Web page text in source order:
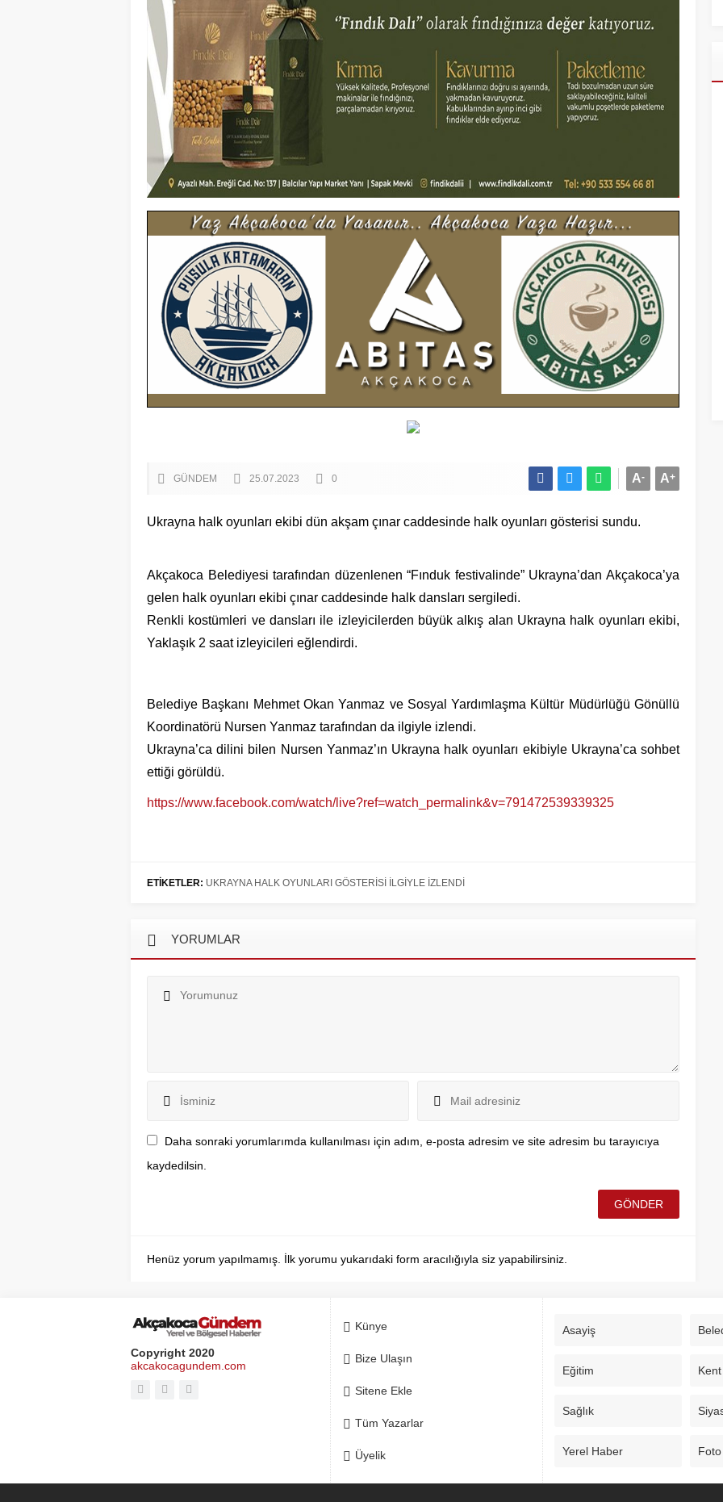
GÜNDEM 25.07.2023 0 A+
A-
Ukrayna halk oyunları ekibi dün akşam çınar caddesinde halk oyunları gösterisi sundu.
Akçakoca Belediyesi tarafından düzenlenen “Fınduk festivalinde” Ukrayna’dan Akçakoca’ya
gelen halk oyunları ekibi çınar caddesinde halk dansları sergiledi.
Renkli kostümleri ve dansları ile izleyicilerden büyük alkış alan Ukrayna halk oyunları ekibi,
Yaklaşık 2 saat izleyicileri eğlendirdi.
Belediye Başkanı Mehmet Okan Yanmaz ve Sosyal Yardımlaşma Kültür Müdürlüğü Gönüllü
Koordinatörü Nursen Yanmaz tarafından da ilgiyle izlendi.
Ukrayna’ca dilini bilen Nursen Yanmaz’ın Ukrayna halk oyunları ekibiyle Ukrayna’ca sohbet
ettiği görüldü.
https://www.facebook.com/watch/live?ref=watch_permalink&v=791472539339325
ETİKETLER: UKRAYNA HALK OYUNLARI GÖSTERİSİ İLGİYLE İZLENDİ
YORUMLAR
Daha sonraki yorumlarımda kullanılması için adım, e-posta adresim ve site adresim bu tarayıcıya
kaydedilsin.
Henüz yorum yapılmamış. İlk yorumu yukarıdaki form aracılığıyla siz yapabilirsiniz.
Copyright 2020
akcakocagundem.com
Künye
Bize Ulaşın
Sitene Ekle
Tüm Yazarlar
Üyelik
Asayiş
Eğitim
Sağlık
Yerel Haber